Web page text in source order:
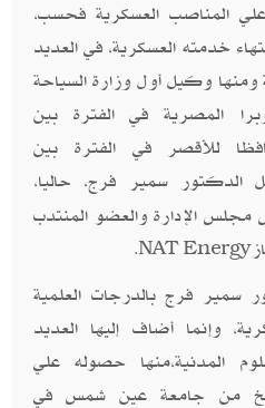
المناصب العسكرية فحسب،
خدمته العسكرية، في العديد
ومنها وكيل أول وزارة السياحة
الأوبرا المصرية في الفترة بين
للأقصر في الفترة بين
الدكتور سمير فرج، حاليا،
رئيس مجلس الإدارة والعضو المنتدب
.NAT Energy
سمير فرج بالدرجات العلمية
وإنما أضاف إليها العديد
المدنية،منها حصوله علي
من جامعة عين شمس في